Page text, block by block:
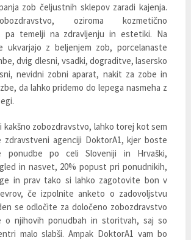
zob čeljustnih sklepov zaradi kajenja.
oziroma kozmetično
pa temelji na zdravljenju in estetiki. Na
ukvarjajo z beljenjem zob, porcelanaste
dvig dlesni, vsadki, dograditve, lasersko
nevidni zobni aparat, nakit za zobe in
da lahko pridemo do lepega nasmeha z
kakšno zobozdravstvo, lahko torej kot sem
zdravstveni agenciji DoktorA1, kjer boste
ponudbe po celi Sloveniji in Hrvaški,
in nasvet, 20% popust pri ponudnikih,
in prav tako si lahko zagotovite bon v
če izpolnite anketo o zadovoljstvu
se odločite za določeno zobozdravstvo
o njihovih ponudbah in storitvah, saj so
malo slabši. Ampak DoktorA1 vam bo